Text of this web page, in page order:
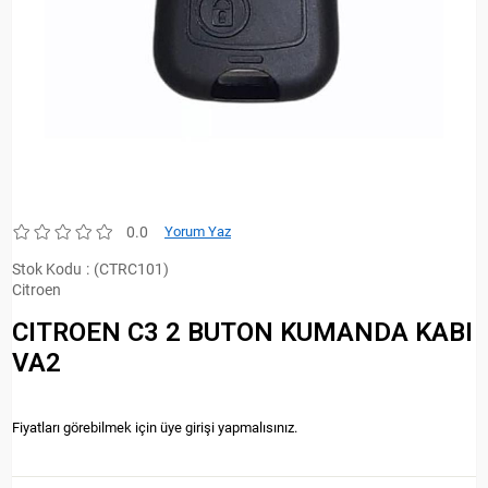
0.0 Yorum Yaz
Stok Kodu
(CTRC101)
Citroen
CITROEN C3 2 BUTON KUMANDA KABI
VA2
Fiyatları görebilmek için üye girişi yapmalısınız.